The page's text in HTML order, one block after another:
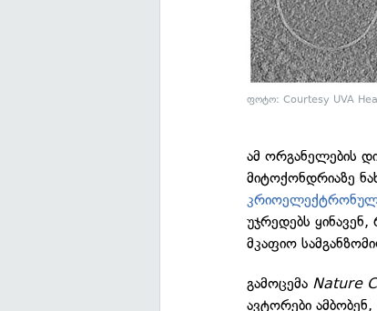
ფოტო: Courtesy UVA
ამ ორგანელების
მიტოქონდრიაზე
უჯრედებს
მკაფიო
გამოცემა Nature
ავტორები